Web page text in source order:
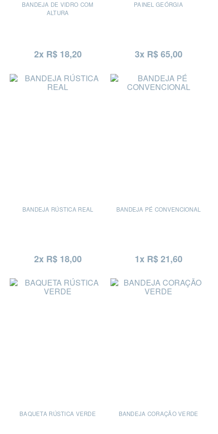
BANDEJA DE VIDRO COM
ALTURA
2x R$ 18,20
PAINEL GEÓRGIA
3x R$ 65,00
BANDEJA RÚSTICA REAL
2x R$ 18,00
BANDEJA PÉ CONVENCIONAL
1x R$ 21,60
BAQUETA RÚSTICA VERDE BANDEJA CORAÇÃO VERDE